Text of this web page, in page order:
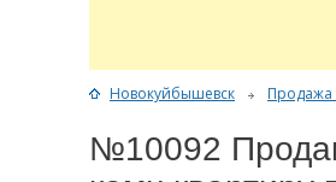
Новокуйбышевск Продажа
№10092